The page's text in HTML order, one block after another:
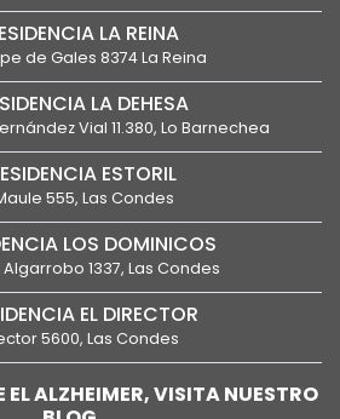
LA REINA
de Gales 8374 La Reina
LA DEHESA
Vial 11.380, Lo Barnechea
ESTORIL
555, Las Condes
LOS DOMINICOS
1337, Las Condes
EL DIRECTOR
5600, Las Condes
EL ALZHEIMER, VISITA NUESTRO